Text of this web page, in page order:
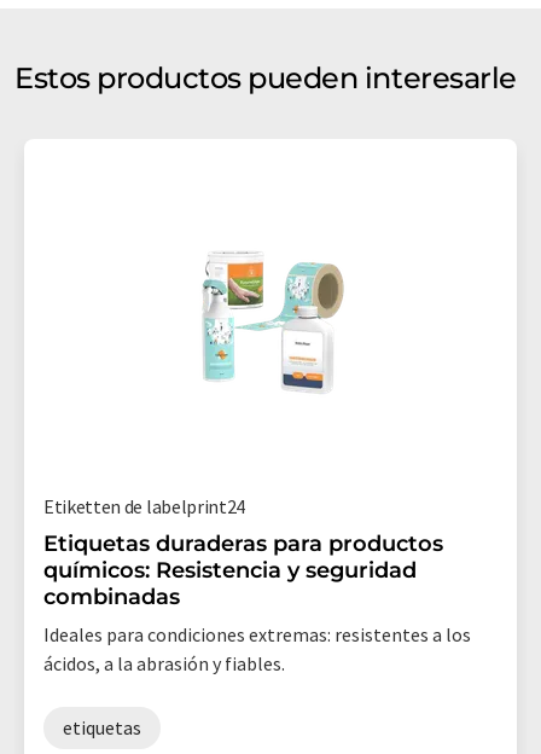
Estos productos pueden interesarle
Etiketten de labelprint24
Etiquetas duraderas para productos
químicos: Resistencia y seguridad
combinadas
Ideales para condiciones extremas: resistentes a los
ácidos, a la abrasión y fiables.
etiquetas